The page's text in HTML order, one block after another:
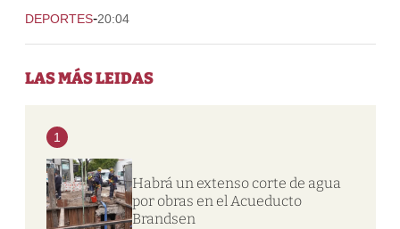
DEPORTES-20:04
LAS MÁS LEIDAS
1
Habrá un extenso corte de agua
por obras en el Acueducto
Brandsen